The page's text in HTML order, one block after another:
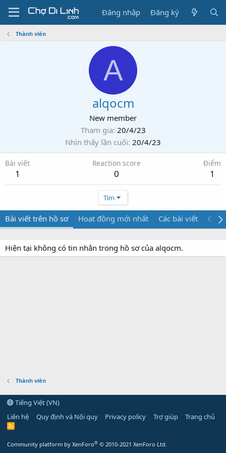
Đăng nhập Đăng ký
Thành viên
A
alqocm
New member
Tham gia 20/4/23
Nhìn thấy lần cuối 20/4/23
Bài viết
1
Reaction score
0
Điểm
1
Tìm
Bài viết trên hồ sơ Hoạt động mới nhất Các bài viết Giới
Hiện tại không có tin nhắn trong hồ sơ của alqocm.
Thành viên
Tiếng Việt (VN)
Liên hệ
Quy định và Nội quy Privacy policy Trợ giúp Trang chủ
R
Community platform by XenForo® © 2010-2021 XenForo Ltd.